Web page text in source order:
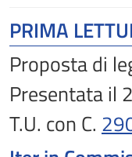
PRIMA
Proposta di
Presentata il
T.U. con C.